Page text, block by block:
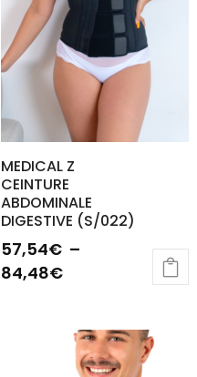
MEDICAL Z
CEINTURE
ABDOMINALE
DIGESTIVE (S/022)
57,54€ –
84,48€Plage
57,54€